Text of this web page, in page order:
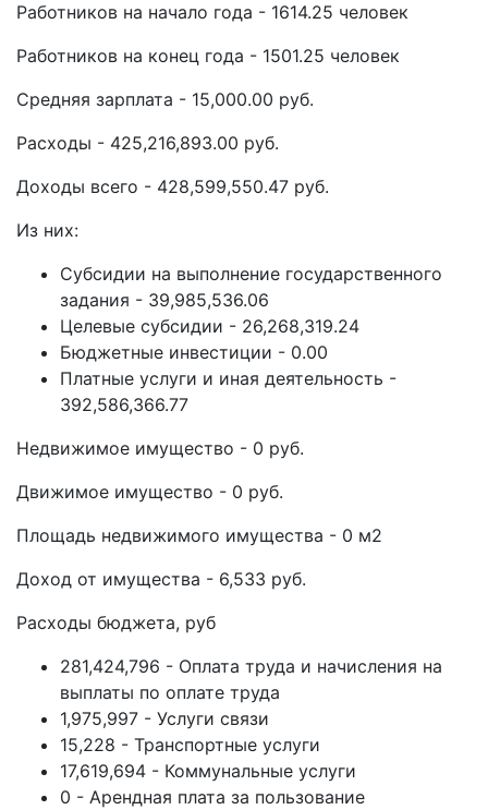
Работников на начало года - 1614.25 человек
Работников на конец года - 1501.25 человек
Средняя зарплата - 15,000.00 руб.
Расходы - 425,216,893.00 руб.
Доходы всего - 428,599,550.47 руб.
Из них:
Субсидии на выполнение государственного
задания - 39,985,536.06
Целевые субсидии - 26,268,319.24
Бюджетные инвестиции - 0.00
Платные услуги и иная деятельность -
392,586,366.77
Недвижимое имущество - 0 руб.
Движимое имущество - 0 руб.
Площадь недвижимого имущества - 0 м2
Доход от имущества - 6,533 руб.
Расходы бюджета, руб
281,424,796 - Оплата труда и начисления на
выплаты по оплате труда
1,975,997 - Услуги связи
15,228 - Транспортные услуги
17,619,694 - Коммунальные услуги
0 - Арендная плата за пользование